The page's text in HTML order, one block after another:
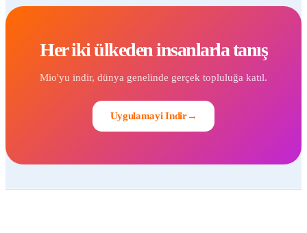
Her iki ülkeden insanlarla tanış
Mio'yu indir, dünya genelinde gerçek topluluğa katıl.
Uygulamayi Indir→